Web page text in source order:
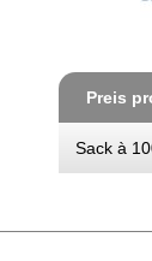
Preis
Sack à